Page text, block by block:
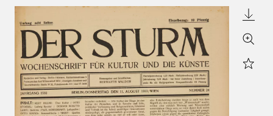
Zoom
Star